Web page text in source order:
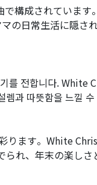
構成されています。
の日常生活に隠さ
기를 전합니다.
과 따뜻함을 느낄 수
ります。White
れ、年末の楽しさ